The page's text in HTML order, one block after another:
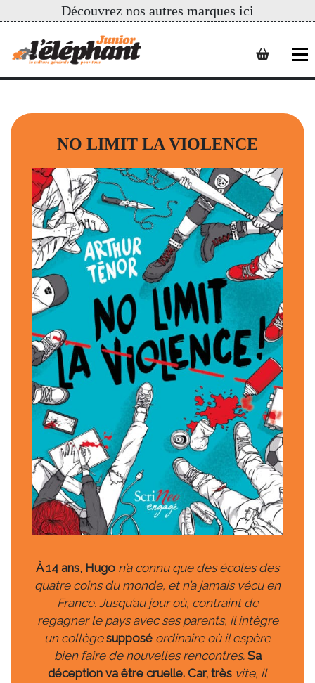
Découvrez nos autres marques ici
NO LIMIT LA VIOLENCE
À 14 ans, Hugo n’a connu que des écoles des
quatre coins du monde, et n’a jamais vécu en
France. Jusqu’au jour où, contraint de
regagner le pays avec ses parents, il intègre
un collègesupposé ordinaire où il espère
bien faire de nouvelles rencontres. Sa
déception va être cruelle. Car, très vite, il